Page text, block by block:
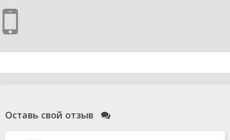
Оставь свой отзыв